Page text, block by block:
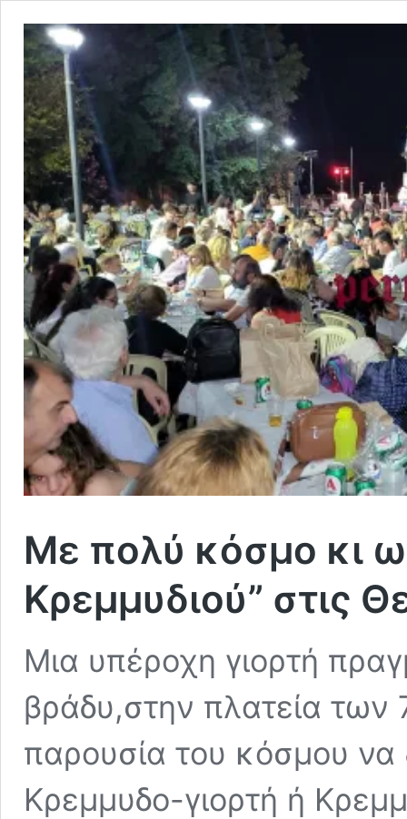
Με πολύ κόσμο κι
Κρεμμυδιού” στις
Μια υπέροχη γιορτή
βράδυ,στην πλατεία
παρουσία του κόσμου
Κρεμμυδο-γιορτή ή